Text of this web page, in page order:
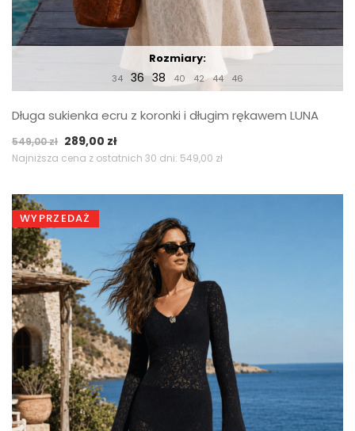
Rozmiary:
34 36 38 40 42 44 46
Długa sukienka ecru z koronki i długim rękawem LUNA
549,00zł Pierwotna
cena
549,00 zł.
289,00 złAktualna
cena
289,00 zł.
Najniższa cena z ostatnich 30 dni: 549,00 zł
WYPRZEDAŻ